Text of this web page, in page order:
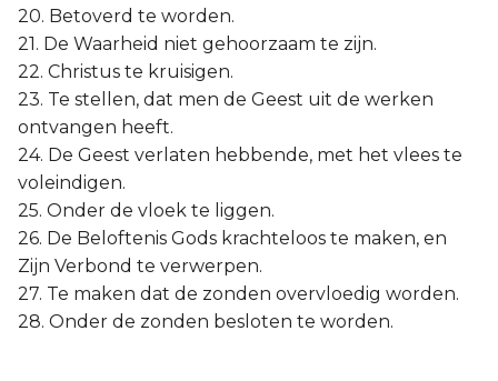
20. Betoverd te worden.
21. De Waarheid niet gehoorzaam te zijn.
22. Christus te kruisigen.
23. Te stellen, dat men de Geest uit de werken
ontvangen heeft.
24. De Geest verlaten hebbende, met het vlees te
voleindigen.
25. Onder de vloek te liggen.
26. De Beloftenis Gods krachteloos te maken, en
Zijn Verbond te verwerpen.
27. Te maken dat de zonden overvloedig worden.
28. Onder de zonden besloten te worden.